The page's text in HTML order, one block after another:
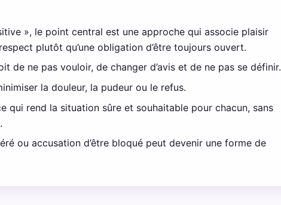
», le point central est une approche qui associe plaisir
plutôt qu’une obligation d’être toujours ouvert.
de ne pas vouloir, de changer d’avis et de ne pas se définir.
la douleur, la pudeur ou le refus.
qui rend la situation sûre et souhaitable pour chacun, sans
ou accusation d’être bloqué peut devenir une forme de